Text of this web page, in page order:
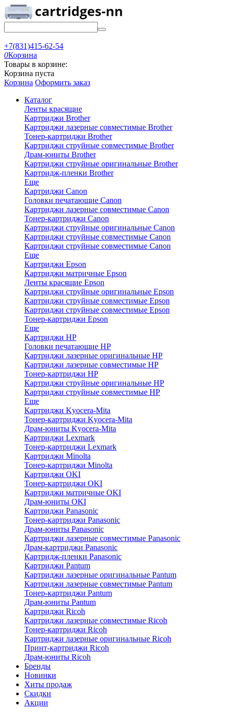
+7(831)415-62-54
0Корзина
Товары в корзине:
Корзина пуста
Корзина Оформить заказ
Каталог
Ленты красящие
Картриджи Brother
Картриджи лазерные совместимые Brother
Тонер-картриджи Brother
Картриджи струйные совместимые Brother
Драм-юниты Brother
Картриджи струйные оригинальные Brother
Картридж-пленки Brother
Еще
Картриджи Canon
Головки печатающие Canon
Картриджи лазерные совместимые Canon
Тонер-картриджи Canon
Картриджи струйные оригинальные Canon
Картриджи струйные совместимые Canon
Картриджи струйные совместимые Canon
Еще
Картриджи Epson
Картриджи матричные Epson
Ленты красящие Epson
Картриджи струйные оригинальные Epson
Картриджи струйные совместимые Epson
Картриджи струйные совместимые Epson
Тонер-картриджи Epson
Еще
Картриджи HP
Головки печатающие HP
Картриджи лазерные оригинальные HP
Картриджи лазерные совместимые HP
Тонер-картриджи HP
Картриджи струйные оригинальные HP
Картриджи струйные совместимые HP
Еще
Картриджи Kyocera-Mita
Тонер-картриджи Kyocera-Mita
Драм-юниты Kyocera-Mita
Картриджи Lexmark
Тонер-картриджи Lexmark
Картриджи Minolta
Тонер-картриджи Minolta
Картриджи OKI
Тонер-картриджи OKI
Картриджи матричные OKI
Драм-юниты OKI
Картриджи Panasonic
Тонер-картриджи Panasonic
Драм-юниты Panasonic
Картриджи лазерные совместимые Panasonic
Драм-картриджи Panasonic
Картридж-пленки Panasonic
Картриджи Pantum
Картриджи лазерные оригинальные Pantum
Картриджи лазерные совместимые Pantum
Тонер-картриджи Pantum
Драм-юниты Pantum
Картриджи Ricoh
Картриджи лазерные совместимые Ricoh
Тонер-картриджи Ricoh
Картриджи лазерные оригинальные Ricoh
Принт-картриджи Ricoh
Драм-юниты Ricoh
Бренды
Новинки
Хиты продаж
Скидки
Акции